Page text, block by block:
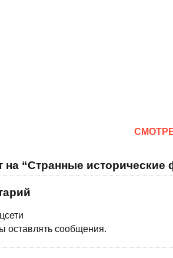
на “Странные исторические
оставлять сообщения.